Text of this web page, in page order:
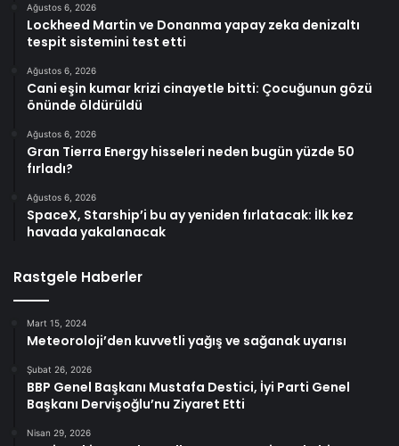
Ağustos 6, 2026
Lockheed Martin ve Donanma yapay zeka denizaltı
tespit sistemini test etti
Ağustos 6, 2026
Cani eşin kumar krizi cinayetle bitti: Çocuğunun gözü
önünde öldürüldü
Ağustos 6, 2026
Gran Tierra Energy hisseleri neden bugün yüzde 50
fırladı?
Ağustos 6, 2026
SpaceX, Starship’i bu ay yeniden fırlatacak: İlk kez
havada yakalanacak
Rastgele Haberler
Mart 15, 2024
Meteoroloji’den kuvvetli yağış ve sağanak uyarısı
Şubat 26, 2026
BBP Genel Başkanı Mustafa Destici, İyi Parti Genel
Başkanı Dervişoğlu’nu Ziyaret Etti
Nisan 29, 2026